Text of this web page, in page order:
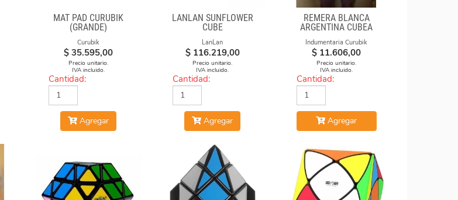
MAT PAD CURUBIK
(GRANDE)
Curubik
$ 35.595,00
Precio unitario.
IVA incluido.
Cantidad:
Agregar
LANLAN SUNFLOWER
CUBE
LanLan
$ 116.219,00
Precio unitario.
IVA incluido.
Cantidad:
Agregar
REMERA BLANCA
ARGENTINA CUBEA
Indumentaria Curubik
$ 11.606,00
Precio unitario.
IVA incluido.
Cantidad:
Agregar